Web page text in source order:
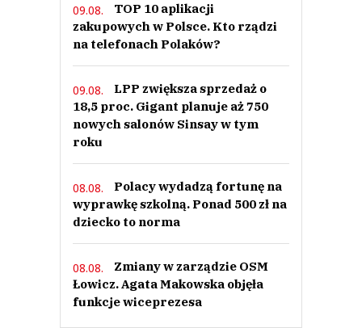
09.08.
TOP 10 aplikacji
zakupowych w Polsce. Kto rządzi
na telefonach Polaków?
09.08.
LPP zwiększa sprzedaż o
18,5 proc. Gigant planuje aż 750
nowych salonów Sinsay w tym
roku
08.08.
Polacy wydadzą fortunę na
wyprawkę szkolną. Ponad 500 zł na
dziecko to norma
08.08.
Zmiany w zarządzie OSM
Łowicz. Agata Makowska objęła
funkcje wiceprezesa